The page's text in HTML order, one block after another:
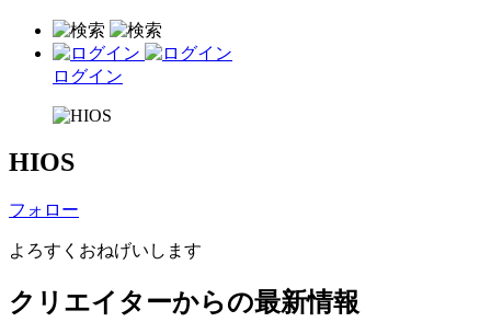
ログイン
HIOS
フォロー
よろすくおねげいします
クリエイターからの最新情報